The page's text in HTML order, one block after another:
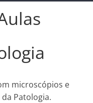
microscópios e
Patologia.